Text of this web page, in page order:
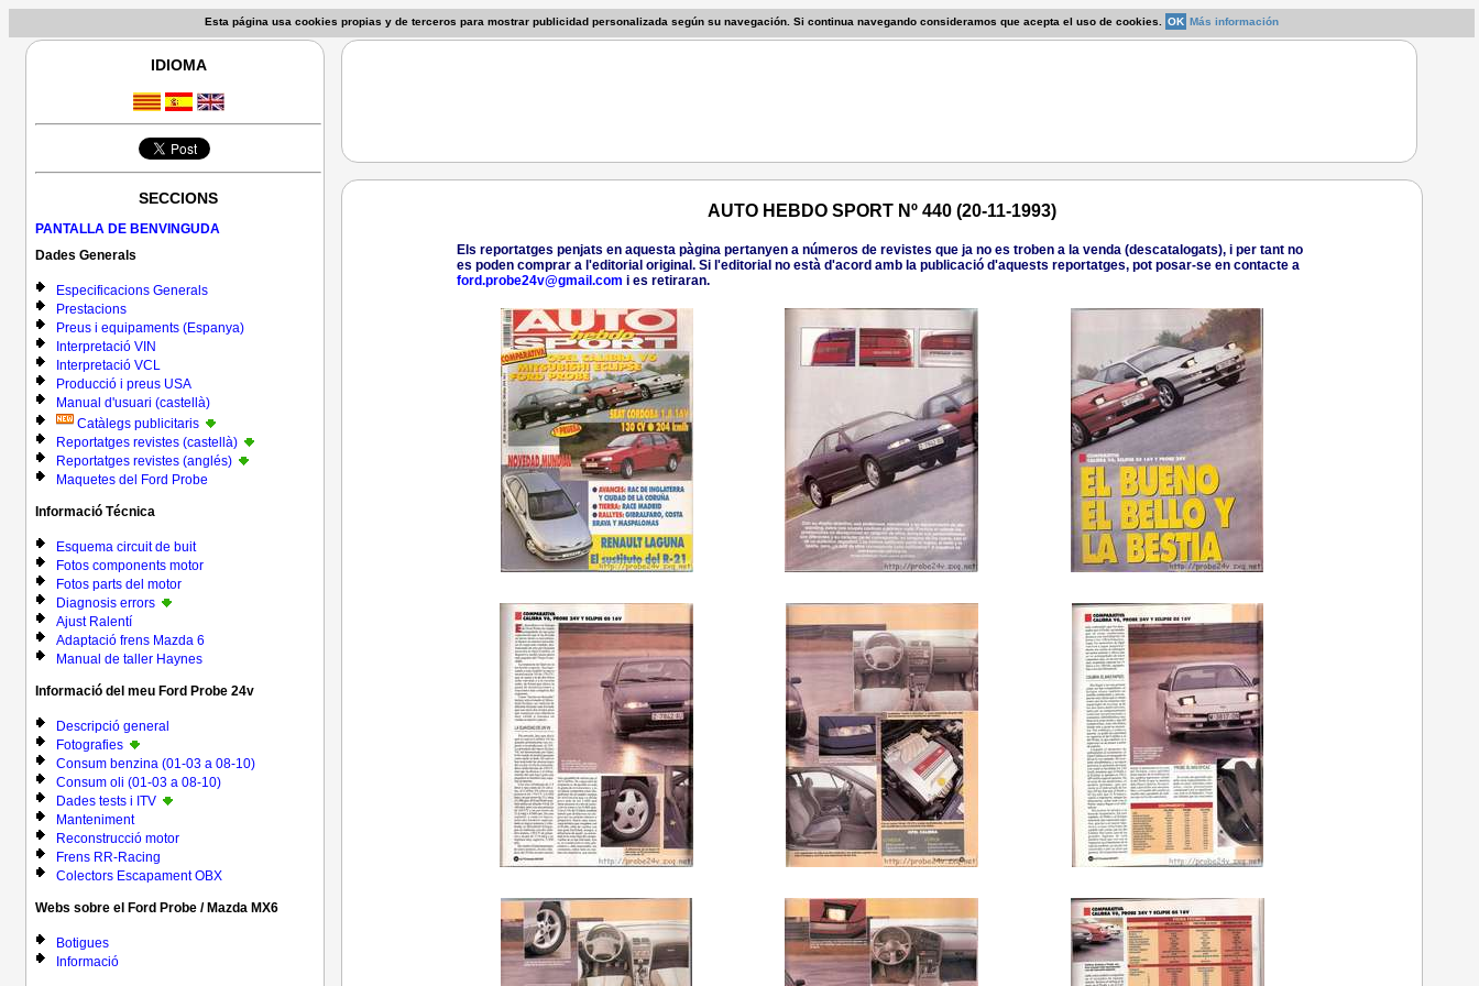
Esta página usa cookies propias y de terceros para mostrar publicidad personalizada según su navegación. Si continua navegando consideramos que acepta el uso de cookies. OK Más información
IDIOMA
SECCIONS
PANTALLA DE BENVINGUDA
Dades Generals
Especificacions Generals
Prestacions
Preus i equipaments (Espanya)
Interpretació VIN
Interpretació VCL
Producció i preus USA
Manual d'usuari (castellà)
Catàlegs publicitaris
Reportatges revistes (castellà)
Reportatges revistes (anglés)
Maquetes del Ford Probe
Informació Técnica
Esquema circuit de buit
Fotos components motor
Fotos parts del motor
Diagnosis errors
Ajust Ralentí
Adaptació frens Mazda 6
Manual de taller Haynes
Informació del meu Ford Probe 24v
Descripció general
Fotografies
Consum benzina (01-03 a 08-10)
Consum oli (01-03 a 08-10)
Dades tests i ITV
Manteniment
Reconstrucció motor
Frens RR-Racing
Colectors Escapament OBX
Webs sobre el Ford Probe / Mazda MX6
Botigues
Informació
AUTO HEBDO SPORT Nº 440 (20-11-1993)
Els reportatges penjats en aquesta pàgina pertanyen a números de revistes que ja no es troben a la venda (descatalogats), i per tant no
es poden comprar a l'editorial original. Si l'editorial no està d'acord amb la publicació d'aquests reportatges, pot posar-se en contacte a
ford.probe24v@gmail.com i es retiraran.